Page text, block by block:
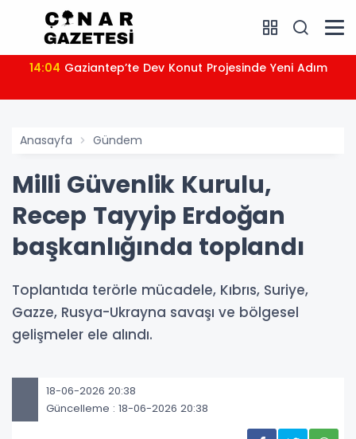
14:04 Gaziantep’te Dev Konut Projesinde Yeni Adım
Anasayfa Gündem
Milli Güvenlik Kurulu,
Recep Tayyip Erdoğan
başkanlığında toplandı
Toplantıda terörle mücadele, Kıbrıs, Suriye,
Gazze, Rusya-Ukrayna savaşı ve bölgesel
gelişmeler ele alındı.
18-06-2026 20:38
Güncelleme : 18-06-2026 20:38